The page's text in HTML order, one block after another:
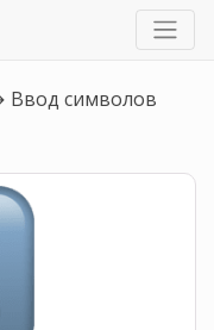
Ввод символов